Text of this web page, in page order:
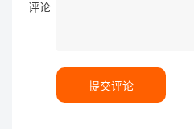
评论
提交评论